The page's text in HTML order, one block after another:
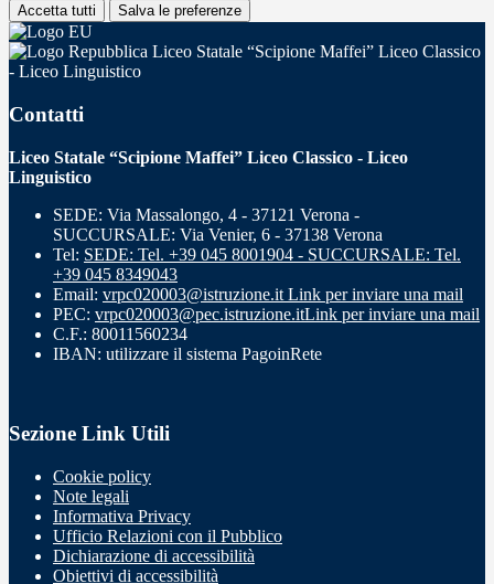
Accetta tutti Salva le preferenze
Liceo Statale “Scipione Maffei” Liceo Classico
- Liceo Linguistico
Contatti
Liceo Statale “Scipione Maffei” Liceo Classico - Liceo
Linguistico
SEDE: Via Massalongo, 4 - 37121 Verona -
SUCCURSALE: Via Venier, 6 - 37138 Verona
Tel: SEDE: Tel. +39 045 8001904 - SUCCURSALE: Tel.
+39 045 8349043
Email: vrpc020003@istruzione.it Link per inviare una mail
PEC: vrpc020003@pec.istruzione.itLink per inviare una mail
C.F.: 80011560234
IBAN: utilizzare il sistema PagoinRete
Sezione Link Utili
Cookie policy
Note legali
Informativa Privacy
Ufficio Relazioni con il Pubblico
Dichiarazione di accessibilità
Obiettivi di accessibilità